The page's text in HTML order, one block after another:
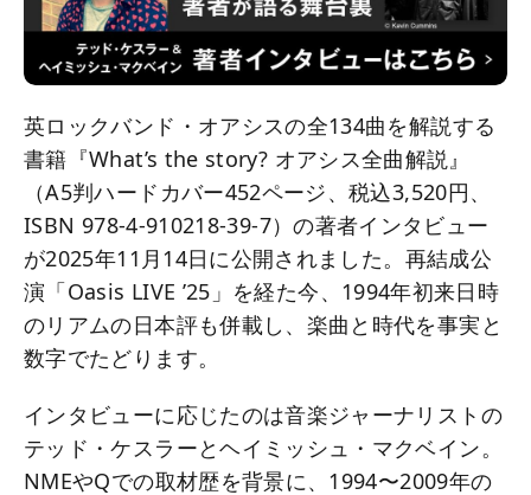
英ロックバンド・オアシスの全134曲を解説する
書籍『What’s the story? オアシス全曲解説』
（A5判ハードカバー452ページ、税込3,520円、
ISBN 978-4-910218-39-7）の著者インタビュー
が2025年11月14日に公開されました。再結成公
演「Oasis LIVE ’25」を経た今、1994年初来日時
のリアムの日本評も併載し、楽曲と時代を事実と
数字でたどります。
インタビューに応じたのは音楽ジャーナリストの
テッド・ケスラーとヘイミッシュ・マクベイン。
NMEやQでの取材歴を背景に、1994〜2009年の